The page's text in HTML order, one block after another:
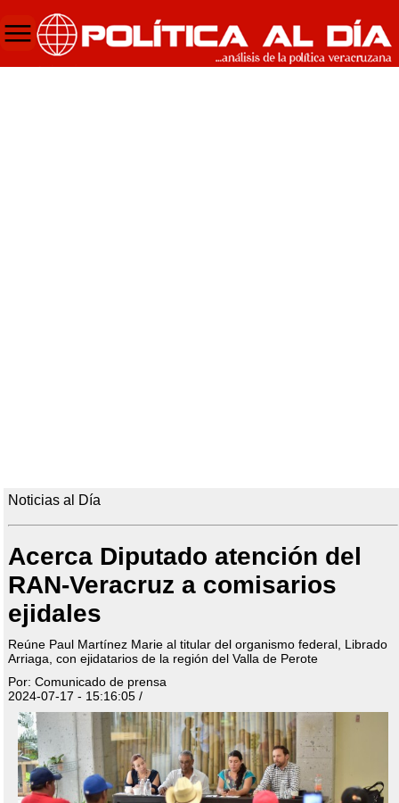
Noticias al Día
Acerca Diputado atención del
RAN-Veracruz a comisarios
ejidales
Reúne Paul Martínez Marie al titular del organismo federal, Librado
Arriaga, con ejidatarios de la región del Valla de Perote
Por: Comunicado de prensa
2024-07-17 - 15:16:05 /